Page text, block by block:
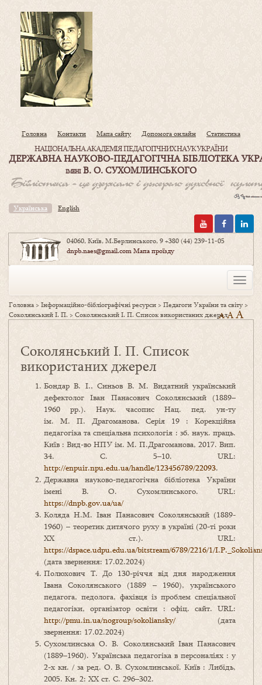
Головна Контакти Мапа сайту Допомога онлайн Статистика
НАЦІОНАЛЬНА АКАДЕМІЯ ПЕДАГОГІЧНИХ НАУК УКРАЇНИ
ДЕРЖАВНА НАУКОВО-ПЕДАГОГІЧНА БІБЛІОТЕКА
ІМЕНІВ. О. СУХОМЛИНСЬКОГО
Українська English
04060, Київ, М.Берлинського, 9+380 (44) 239-11-05
dnpb.naes@gmail.comМапа проїзду
Toggle
Головна >Інформаційно-бібліографічні ресурси >Педагоги України та світу>
Соколянський І. П. >Соколянський І. П. Список використаних джерел
A AA
Соколянський І. П. Список
використаних джерел
Бондар В. І., Синьов В. М. Видатний український
дефектолог Іван Панасович Соколянський (1889–
1960 рр.). Наук. часопис Нац. пед. ун-ту
ім. М. П. Драгоманова. Серія 19 : Корекційна
педагогіка та спеціальна психологія : зб. наук. праць.
Київ : Вид-во НПУ ім. М. П.Драгоманова, 2017. Вип.
34. С. 5–10. URL:
http://enpuir.npu.edu.ua/handle/123456789/22093.
Державна науково-педагогічна бібліотека України
імені В. О. Сухомлинського. URL:
https://dnpb.gov.ua/ua/
Коляда Н.М. Іван Панасович Соколянський (1889-
1960) – теоретик дитячого руху в україні (20-ті роки
ХХ ст.). URL:
https://dspace.udpu.edu.ua/bitstream/6789/2216/1/
(дата звернення: 17.02.2024)
Полюхович Т. До 130-річчя від дня народження
Івана Соколянського (1889 – 1960), українського
педагога, педолога, фахівця із проблем спеціальної
педагогіки, організатор освіти : офіц. сайт. URL:
http://pmu.in.ua/nogroup/sokoliansky/(дата
звернення: 17.02.2024)
Сухомлинська О. В. Соколянський Іван Панасович
(1889–1960). Українська педагогіка в персоналіях : у
2-х кн. / за ред. О. В. Сухомлинської. Київ : Либідь,
2005. Кн. 2: ХХ ст. С. 296–302.